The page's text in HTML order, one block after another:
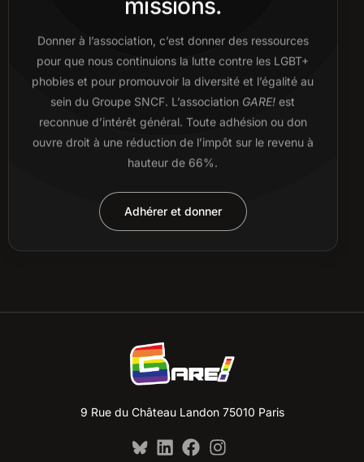
Donner à l’association, c’est donner des ressources
pour que nous continuions la lutte contre les LGBT+
phobies et pour promouvoir la diversité et l’égalité au
sein du Groupe SNCF. L’association GARE! est
reconnue d’intérêt général. Toute adhésion ou don
ouvre droit à une réduction de l’impôt sur le revenu à
hauteur de 66%.
Adhérer et donner
9 Rue du Château Landon 75010 Paris